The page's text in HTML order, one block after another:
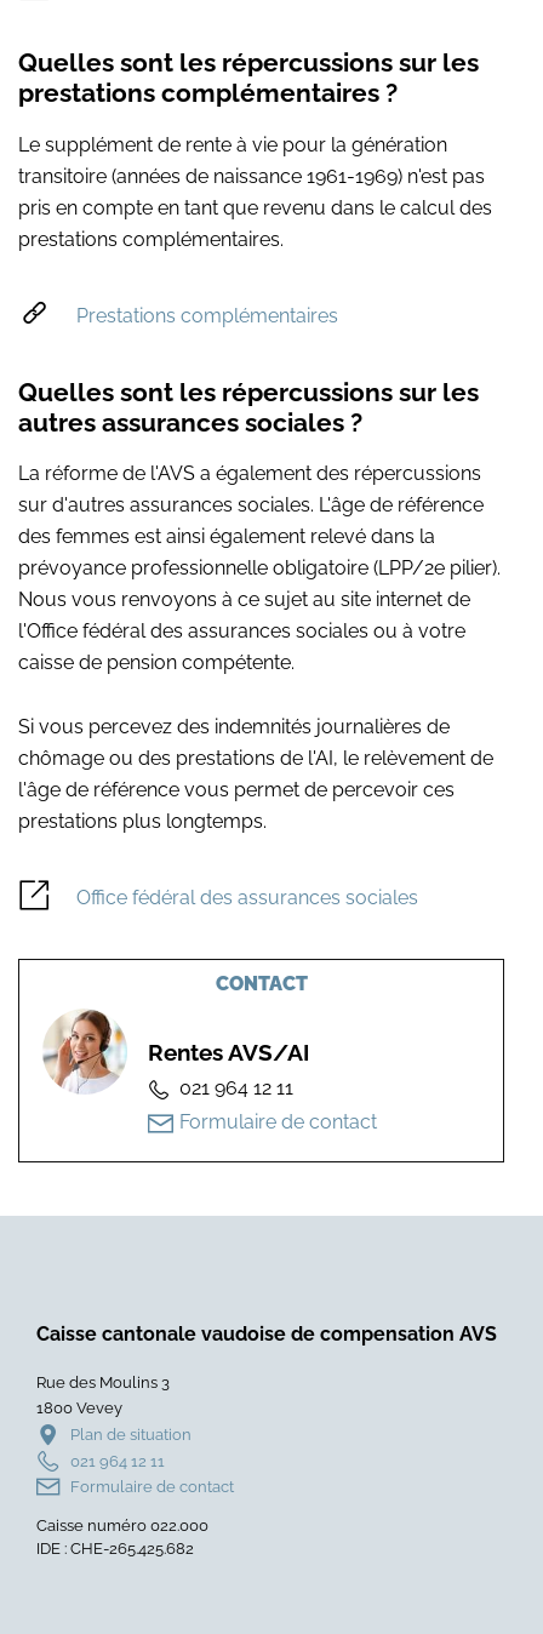
CONTACT
Rentes AVS/AI
021 964 12 11
Formulaire de contact
Quelles sont les répercussions sur les
prestations complémentaires ?
Le supplément de rente à vie pour la génération
transitoire (années de naissance 1961-1969) n'est pas
pris en compte en tant que revenu dans le calcul des
prestations complémentaires.
Prestations complémentaires
Quelles sont les répercussions sur les
autres assurances sociales ?
La réforme de l'AVS a également des répercussions
sur d'autres assurances sociales. L'âge de référence
des femmes est ainsi également relevé dans la
prévoyance professionnelle obligatoire (LPP/2e pilier).
Nous vous renvoyons à ce sujet au site internet de
l'Office fédéral des assurances sociales ou à votre
caisse de pension compétente.
Si vous percevez des indemnités journalières de
chômage ou des prestations de l'AI, le relèvement de
l'âge de référence vous permet de percevoir ces
prestations plus longtemps.
Office fédéral des assurances sociales
Caisse cantonale vaudoise de compensation AVS
Rue des Moulins 3
1800 Vevey
Plan de situation
021 964 12 11
Formulaire de contact
Caisse numéro 022.000
IDE : CHE-265.425.682